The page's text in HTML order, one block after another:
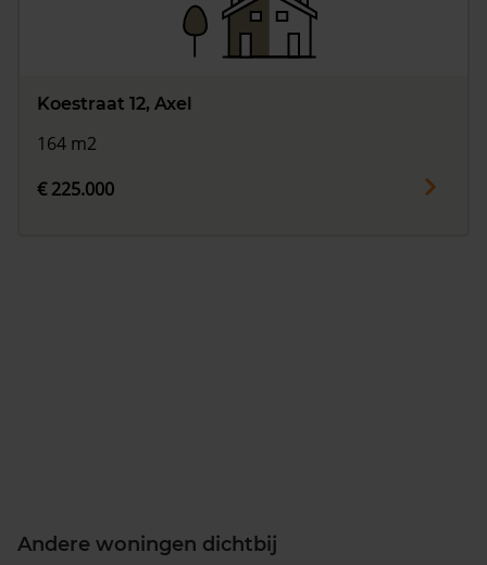
Koestraat 12, Axel
164 m2
€ 225.000
Andere woningen dichtbij